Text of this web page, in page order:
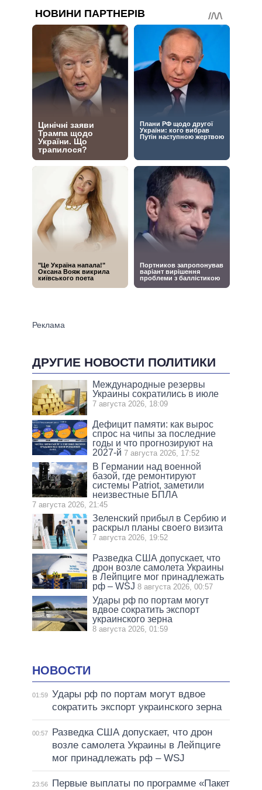
ДРУГИЕ НОВОСТИ ПОЛИТИКИ
Международные резервы
Украины сократились в июле
7 августа 2026, 18:09
Дефицит памяти: как вырос
спрос на чипы за последние
годы и что прогнозируют на
2027-й 7 августа 2026, 17:52
В Германии над военной
базой, где ремонтируют
системы Patriot, заметили
неизвестные БПЛА
7 августа 2026, 21:45
Зеленский прибыл в Сербию и
раскрыл планы своего визита
7 августа 2026, 19:52
Разведка США допускает, что
дрон возле самолета Украины
в Лейпциге мог принадлежать
рф – WSJ 8 августа 2026, 00:57
Удары рф по портам могут
вдвое сократить экспорт
украинского зерна
8 августа 2026, 01:59
НОВОСТИ
01:59 Удары рф по портам могут вдвое
сократить экспорт украинского зерна
00:57
Разведка США допускает, что дрон
возле самолета Украины в Лейпциге
мог принадлежать рф – WSJ
23:56
Первые выплаты по программе «Пакет